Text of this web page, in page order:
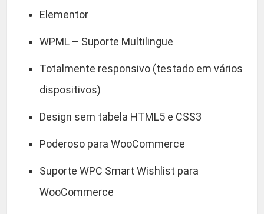
Elementor
WPML – Suporte Multilingue
Totalmente responsivo (testado em vários
dispositivos)
Design sem tabela HTML5 e CSS3
Poderoso para WooCommerce
Suporte WPC Smart Wishlist para
WooCommerce